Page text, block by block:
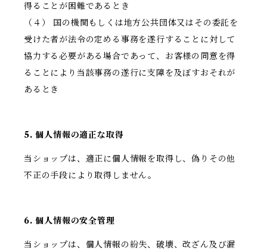
得ることが困難であるとき
（４） 国の機関もしくは地方公共団体又はその委託を
受けた者が法令の定める事務を遂行することに対して
協力する必要がある場合であって、お客様の同意を得
ることにより当該事務の遂行に支障を及ぼすおそれが
あるとき
5. 個人情報の適正な取得
当ショップは、適正に個人情報を取得し、偽りその他
不正の手段により取得しません。
6. 個人情報の安全管理
当ショップは、個人情報の紛失、破壊、改ざん及び漏